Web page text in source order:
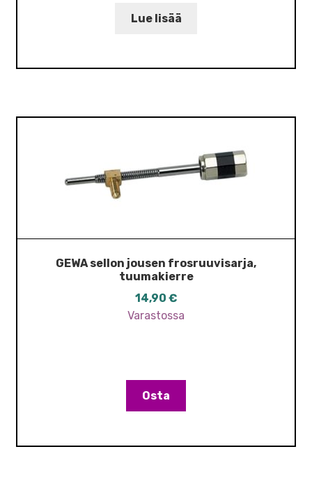
Lue lisää
GEWA sellon jousen frosruuvisarja,
tuumakierre
14,90 €
Varastossa
Osta